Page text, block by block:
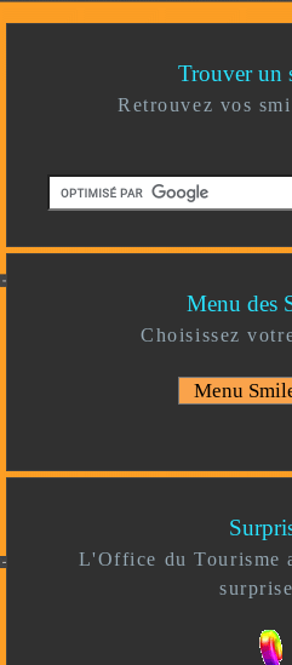
Trouver un
Retrouvez vos
Menu des
Choisissez
L'Office du Tourisme